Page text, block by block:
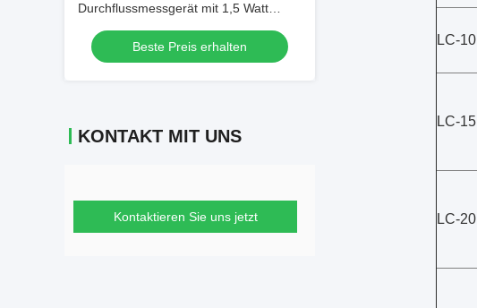
Durchflussmessgerät mit 1,5 Watt
Stromverbrauch 1,0 Prozent
Genauigkeit und 15 mm-6000 mm
Rohrgröße Ultraschall-
Beste Preis erhalten
KONTAKT MIT UNS
Kontaktieren Sie uns jetzt
LC-10
LC-15
LC-20